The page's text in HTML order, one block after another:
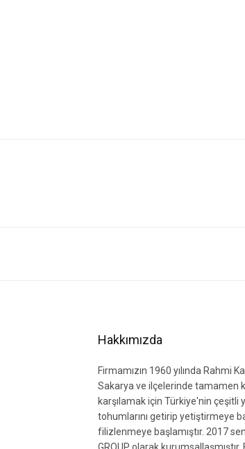
Hakkımızda
Firmamızın 1960 yılında Rahmi
Sakarya ve ilçelerinde tamamen
karşılamak için Türkiye'nin çeşitli
tohumlarını getirip yetiştirmeye
filizlenmeye başlamıştır. 2017